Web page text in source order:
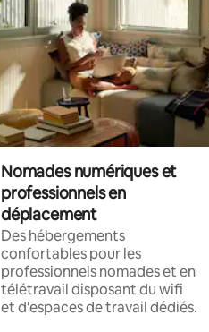
Nomades numériques et
professionnels en
déplacement
Des hébergements
confortables pour les
professionnels nomades et en
télétravail disposant du wifi
et d'espaces de travail dédiés.